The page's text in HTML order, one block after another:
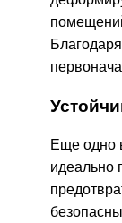
Еще одно
идеально